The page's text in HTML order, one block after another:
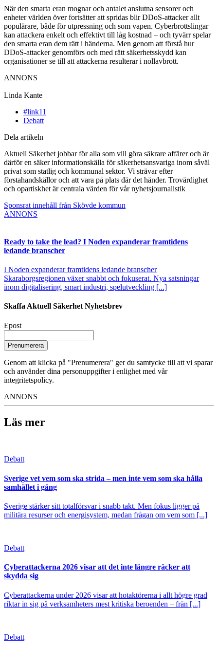
När den smarta eran mognar och antalet anslutna sensorer och
enheter världen över fortsätter att spridas blir DDoS-attacker allt
populärare, både för utpressning och som vapen. Cyberbrottslingar
kan attackera enkelt och effektivt till låg kostnad – och tyvärr spelar
den smarta eran dem rätt i händerna. Men genom att förstå hur
DDoS-attacker genomförs och med rätt säkerhetsskydd kan
organisationer se till att attackerna resulterar i nollavbrott.
ANNONS
Linda Kante
#link11
Debatt
Dela artikeln
Aktuell Säkerhet jobbar för alla som vill göra säkrare affärer och är
därför en säker informationskälla för säkerhetsansvariga inom såväl
privat som statlig och kommunal sektor. Vi strävar efter
förstahandskällor och att vara på plats där det händer. Trovärdighet
och opartiskhet är centrala värden för vår nyhetsjournalistik
Sponsrat innehåll från Skövde kommun
ANNONS
Ready to take the lead? I Noden expanderar framtidens
ledande branscher
I Noden expanderar framtidens ledande branscher
Skaraborgsregionen växer snabbt och fokuserat. Nya satsningar
inom digitalisering, smart industri, spelutveckling [...]
Skaffa Aktuell Säkerhet Nyhetsbrev
Epost
Prenumerera
Genom att klicka på "Prenumerera" ger du samtycke till att vi sparar
och använder dina personuppgifter i enlighet med vår
integritetspolicy.
ANNONS
Läs mer
Debatt
Sverige vet vem som ska strida – men inte vem som ska hålla
samhället i gång
Sverige stärker sitt totalförsvar i snabb takt. Men fokus ligger på
militära resurser och energisystem, medan frågan om vem som [...]
Debatt
Cyberattackerna 2026 visar att det inte längre räcker att
skydda sig
Cyberattackerna under 2026 visar att hotaktörerna i allt högre grad
riktar in sig på verksamheters mest kritiska beroenden – från [...]
Debatt